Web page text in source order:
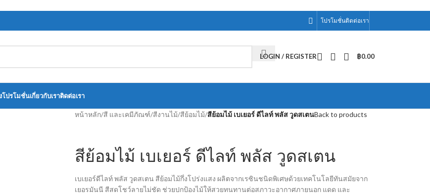
โปรโมชั่นติดต่อเรา
LOGIN / REGISTER ฿0.00
โปรโมชั่นเกี่ยวกับเราติดต่อเรา
หน้าหลัก/สี และเคมีภัณฑ์/สีงานไม้/สีย้อมไม้/สีย้อมไม้ เบเยอร์ ดีไลท์ พลัส วูดสเตนBack to products
สีย้อมไม้ เบเยอร์ ดีไลท์ พลัส วูดสเตน
เบเยอร์ดีไลท์ พลัส วูดสเตน สีย้อมไม้กึ่งโปร่งแสง ผลิตจากเรซินชนิดพิเศษด้วยเทคโนโลยีทันสมัยจาก
เยอรมันนี สีสดโชว์ลายไม่ชัด ช่วยปกป้องไม้ให้สวยทนทานต่อสภาวะอากาศภายนอก แดด และ